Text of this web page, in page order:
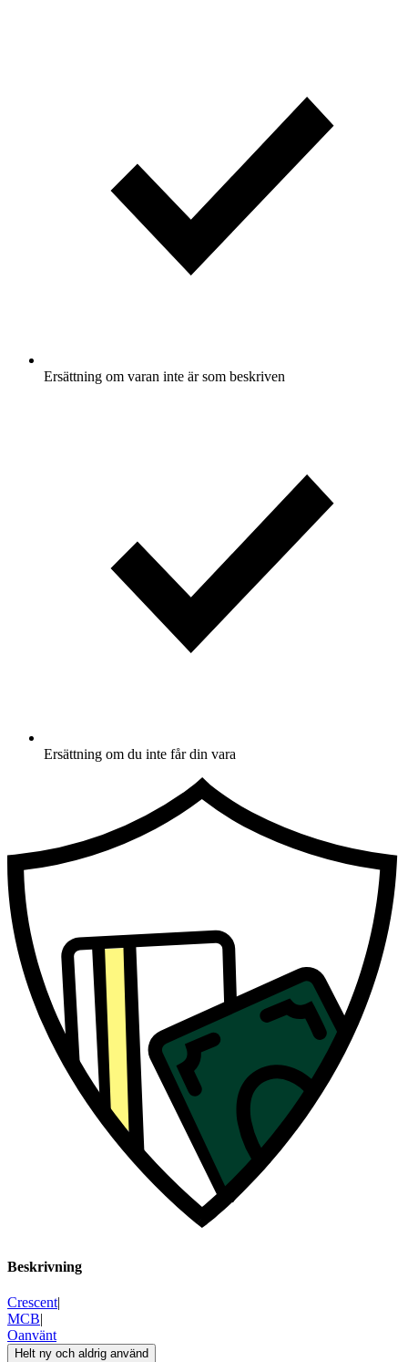
Ersättning om varan inte är som beskriven
Ersättning om du inte får din vara
Beskrivning
Crescent|
MCB|
Oanvänt
Helt ny och aldrig använd